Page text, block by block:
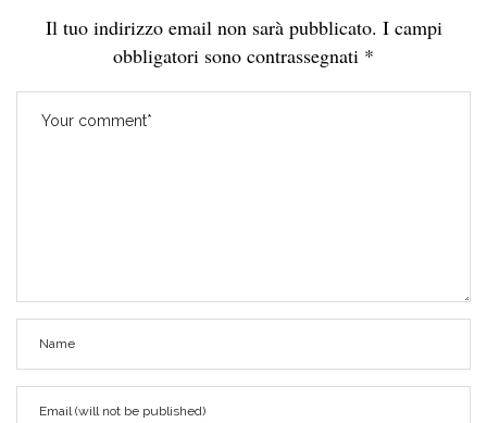
Il tuo indirizzo email non sarà pubblicato. I campi
obbligatori sono contrassegnati *